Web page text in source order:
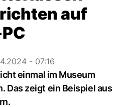
auf
- 07:16
einmal im Museum
Das zeigt ein Beispiel aus